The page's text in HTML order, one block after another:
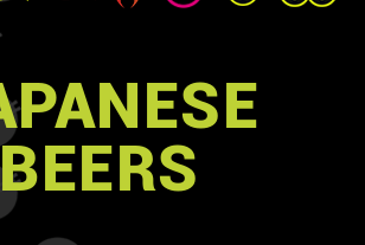
BEERS